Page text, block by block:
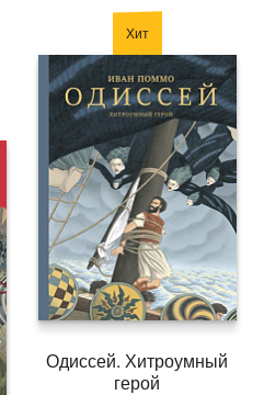
Хит
Одиссей. Хитроумный
герой